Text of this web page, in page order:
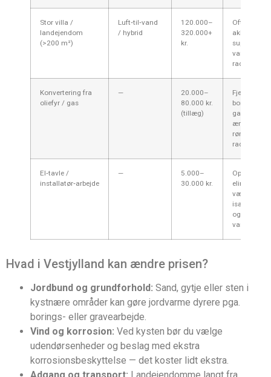
Stor villa /
landejendom
(>200 m²)
Luft‑til‑vand
/ hybrid
120.000–
320.000+
kr.
Ofte
supplerende
varmekilde
Konvertering fra
oliefyr / gas
—
20.000–
80.000 kr.
(tillæg)
Fjernelse og
gammelt
ændringer i
rørsystem
El‑tavle /
installatør‑arbejde
—
5.000–
30.000 kr.
være
især ved
og større
Hvad i Vestjylland kan ændre prisen?
Jordbund og grundforhold: Sand, gytje eller sten i
kystnære områder kan gøre jordvarme dyrere pga.
borings- eller gravearbejde.
Vind og korrosion: Ved kysten bør du vælge
udendørsenheder og beslag med ekstra
korrosionsbeskyttelse — det koster lidt ekstra.